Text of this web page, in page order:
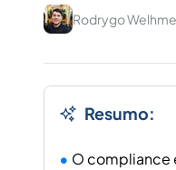
Rodrygo
Resumo:
O compliance